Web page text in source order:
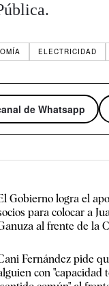
ELECTRICIDAD
de Whatsapp
Gobierno logra el
para colocar a
al frente de la
Fernández pide
con "capacidad